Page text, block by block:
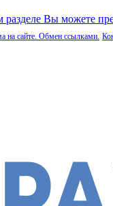
разделе Вы можете
на сайте. Обмен ссылками.